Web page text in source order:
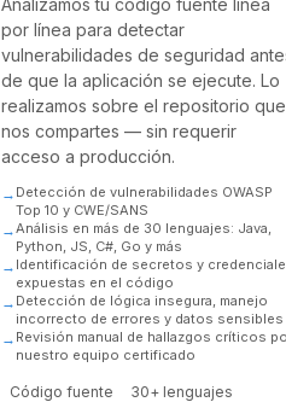
por línea para detectar
vulnerabilidades de seguridad
de que la aplicación se ejecute. Lo
realizamos sobre el repositorio que
nos compartes — sin requerir
acceso a producción.
Detección de vulnerabilidades OWASP
Top 10 y CWE/SANS
Análisis en más de 30 lenguajes: Java,
Python, JS, C#, Go y más
Identificación de secretos y
expuestas en el código
Detección de lógica insegura, manejo
incorrecto de errores y datos sensibles
Revisión manual de hallazgos críticos
nuestro equipo certificado
Código fuente
30+ lenguajes